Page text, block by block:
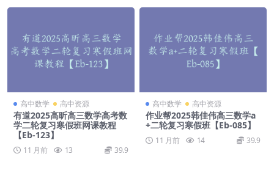
高中数学 高中资源
有道2025高昕高三数学高考数
学二轮复习寒假班网课教程
【Eb-123】
11 月前 13 39.9
高中数学 高中资源
作业帮2025韩佳伟高三数学a
+二轮复习寒假班【Eb-085】
11 月前 14 39.9